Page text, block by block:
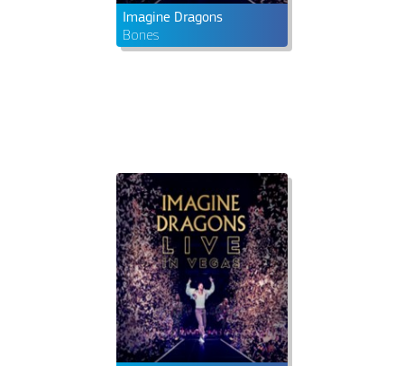
Imagine Dragons
Bones